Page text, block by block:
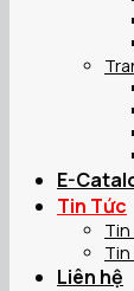
E-
Tin Tức
Tin
Liên hệ